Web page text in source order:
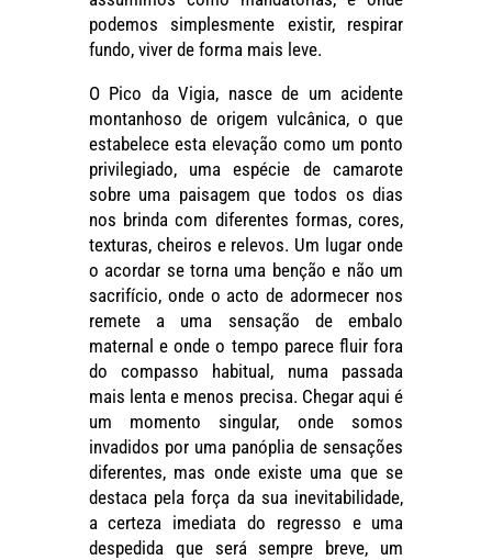
podemos simplesmente existir, respirar
fundo, viver de forma mais leve.
O Pico da Vigia, nasce de um acidente
montanhoso de origem vulcânica, o que
estabelece esta elevação como um ponto
privilegiado, uma espécie de camarote
sobre uma paisagem que todos os dias
nos brinda com diferentes formas, cores,
texturas, cheiros e relevos. Um lugar onde
o acordar se torna uma benção e não um
sacrifício, onde o acto de adormecer nos
remete a uma sensação de embalo
maternal e onde o tempo parece fluir fora
do compasso habitual, numa passada
mais lenta e menos precisa. Chegar aqui é
um momento singular, onde somos
invadidos por uma panóplia de sensações
diferentes, mas onde existe uma que se
destaca pela força da sua inevitabilidade,
a certeza imediata do regresso e uma
despedida que será sempre breve, um